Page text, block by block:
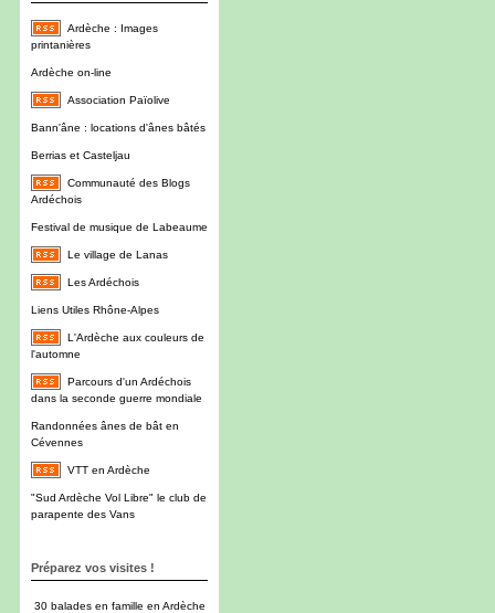
Ardèche : Images
printanières
Ardèche on-line
Association Païolive
Bann'âne : locations d'ânes bâtés
Berrias et Casteljau
Communauté des Blogs
Ardéchois
Festival de musique de Labeaume
Le village de Lanas
Les Ardéchois
Liens Utiles Rhône-Alpes
L'Ardèche aux couleurs de
l'automne
Parcours d'un Ardéchois
dans la seconde guerre mondiale
Randonnées ânes de bât en
Cévennes
VTT en Ardèche
"Sud Ardèche Vol Libre" le club de
parapente des Vans
Préparez vos visites !
30 balades en famille en Ardèche